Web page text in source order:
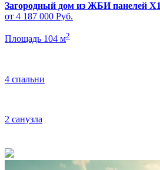
Загородный дом из ЖБИ панелей
от 4 187 000 Руб.
Площадь 104 м2
4 спальни
2 санузла